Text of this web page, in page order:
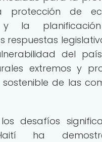
protección de
y la
respuestas
del
extremos y
de las
desafíos
ha